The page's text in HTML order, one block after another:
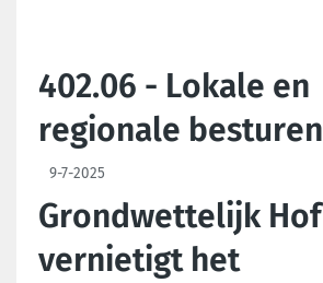
402.06 - Lokale en
regionale besturen
9-7-2025
Grondwettelijk Hof
vernietigt het